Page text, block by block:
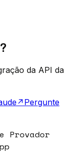
da API da
↗ Pergunte
Provador